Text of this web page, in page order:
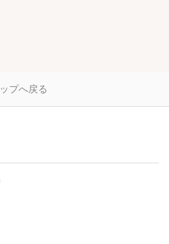
ップへ戻る